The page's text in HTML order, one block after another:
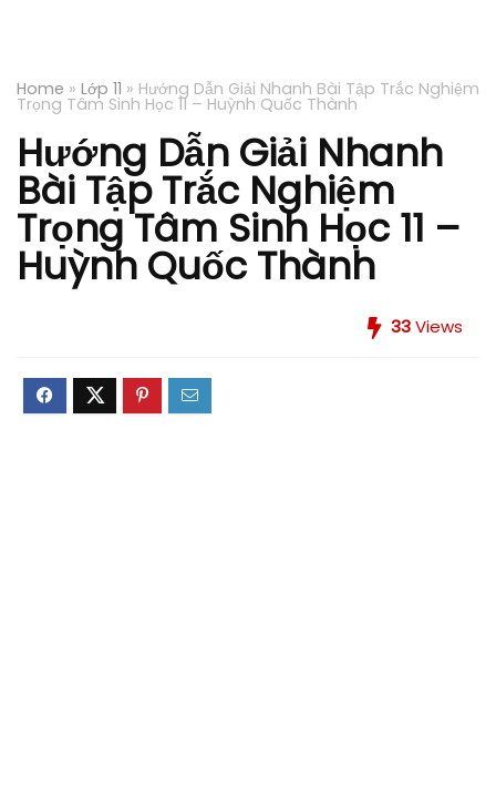
Home » Lớp 11 » Hướng Dẫn Giải Nhanh Bài Tập Trắc Nghiệm
Trọng Tâm Sinh Học 11 – Huỳnh Quốc Thành
Hướng Dẫn Giải Nhanh
Bài Tập Trắc Nghiệm
Trọng Tâm Sinh Học 11 –
Huỳnh Quốc Thành
33Views